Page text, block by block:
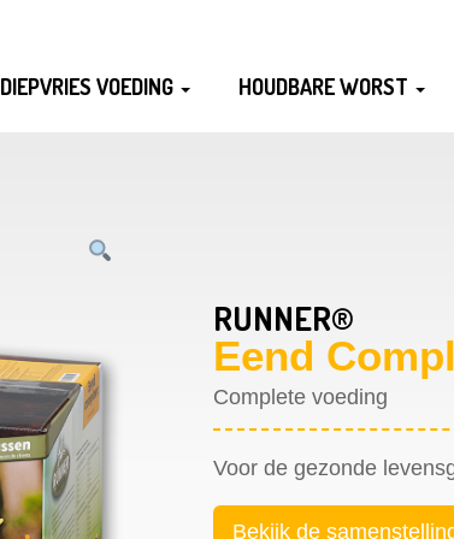
DIEPVRIES VOEDING HOUDBARE WORST
RUNNER®
Eend
Complete voeding
Voor de gezonde
Bekijk de